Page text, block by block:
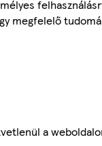
megfelelő
a